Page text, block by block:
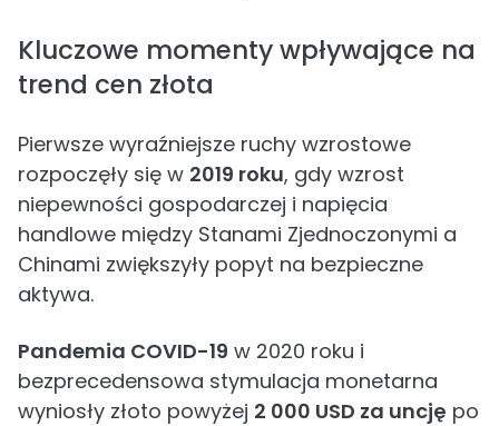
Kluczowe momenty wpływające na
trend cen złota
Pierwsze wyraźniejsze ruchy wzrostowe
rozpoczęły się w 2019 roku, gdy wzrost
niepewności gospodarczej i napięcia
handlowe między Stanami Zjednoczonymi a
Chinami zwiększyły popyt na bezpieczne
aktywa.
Pandemia COVID-19 w 2020 roku i
bezprecedensowa stymulacja monetarna
wyniosły złoto powyżej 2 000 USD za uncję po